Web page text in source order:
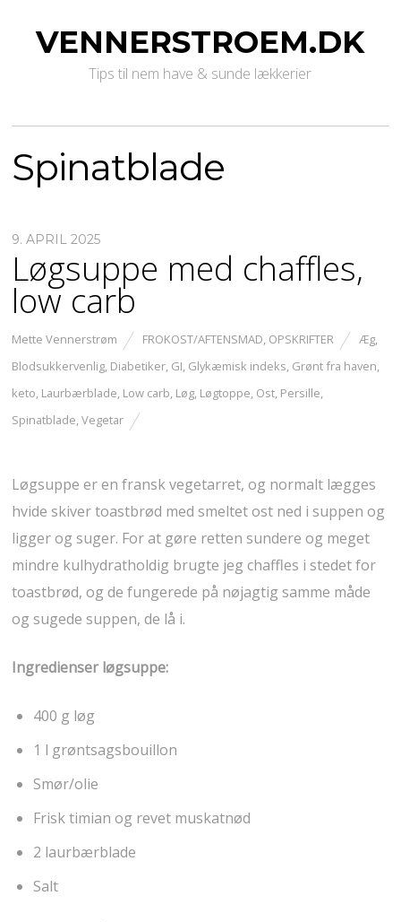
VENNERSTROEM.DK
Tips til nem have & sunde lækkerier
Spinatblade
9. APRIL 2025
Løgsuppe med chaffles,
low carb
Mette Vennerstrøm FROKOST/AFTENSMAD, OPSKRIFTER Æg,
Blodsukkervenlig, Diabetiker, GI, Glykæmisk indeks, Grønt fra haven,
keto, Laurbærblade, Low carb, Løg, Løgtoppe, Ost, Persille,
Spinatblade,Vegetar
Løgsuppe er en fransk vegetarret, og normalt lægges
hvide skiver toastbrød med smeltet ost ned i suppen og
ligger og suger. For at gøre retten sundere og meget
mindre kulhydratholdig brugte jeg chaffles i stedet for
toastbrød, og de fungerede på nøjagtig samme måde
og sugede suppen, de lå i.
Ingredienser løgsuppe:
400 g løg
1 l grøntsagsbouillon
Smør/olie
Frisk timian og revet muskatnød
2 laurbærblade
Salt